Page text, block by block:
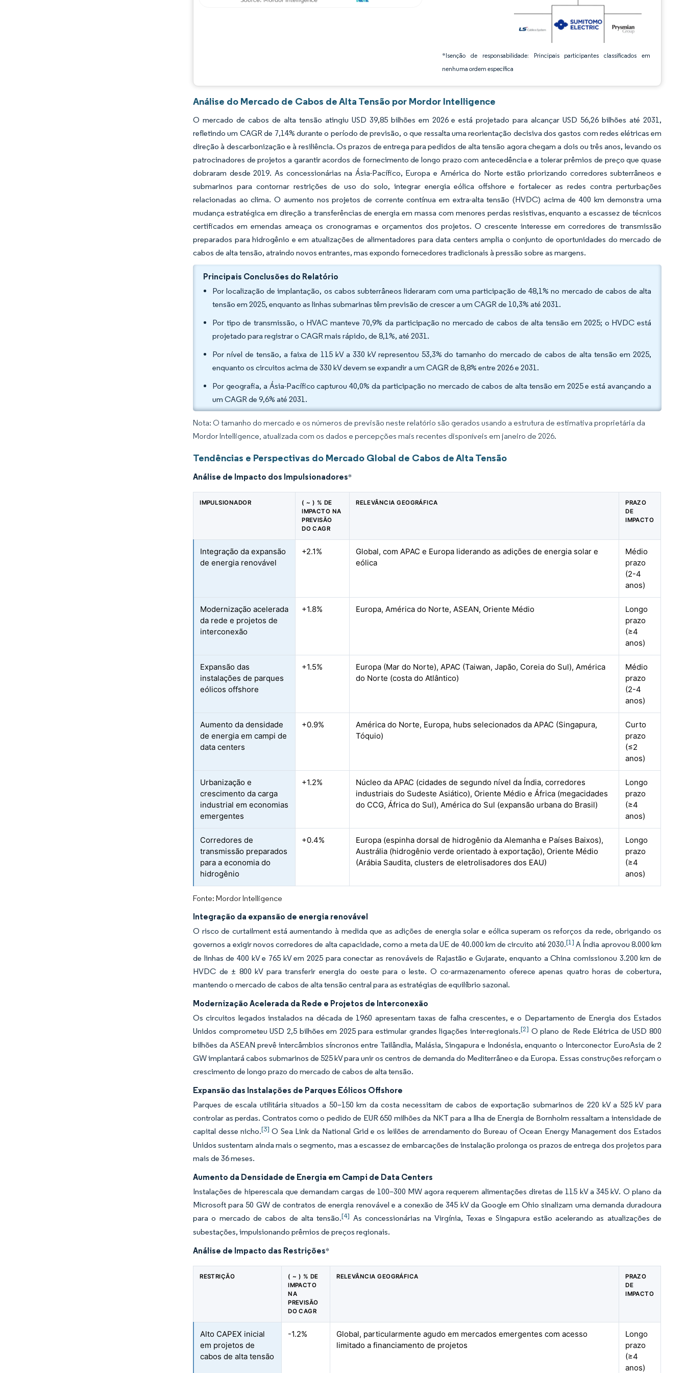
*Isenção de responsabilidade: Principais participantes classificados em
nenhuma ordem específica
Análise do Mercado de Cabos de Alta Tensão por Mordor Intelligence
O mercado de cabos de alta tensão atingiu USD 39,85 bilhões em 2026 e está projetado para alcançar USD 56,26 bilhões até 2031,
refletindo um CAGR de 7,14% durante o período de previsão, o que ressalta uma reorientação decisiva dos gastos com redes elétricas em
direção à descarbonização e à resiliência. Os prazos de entrega para pedidos de alta tensão agora chegam a dois ou três anos, levando os
patrocinadores de projetos a garantir acordos de fornecimento de longo prazo com antecedência e a tolerar prêmios de preço que quase
dobraram desde 2019. As concessionárias na Ásia-Pacífico, Europa e América do Norte estão priorizando corredores subterrâneos e
submarinos para contornar restrições de uso do solo, integrar energia eólica offshore e fortalecer as redes contra perturbações
relacionadas ao clima. O aumento nos projetos de corrente contínua em extra-alta tensão (HVDC) acima de 400 km demonstra uma
mudança estratégica em direção a transferências de energia em massa com menores perdas resistivas, enquanto a escassez de técnicos
certificados em emendas ameaça os cronogramas e orçamentos dos projetos. O crescente interesse em corredores de transmissão
preparados para hidrogênio e em atualizações de alimentadores para data centers amplia o conjunto de oportunidades do mercado de
cabos de alta tensão, atraindo novos entrantes, mas expondo fornecedores tradicionais à pressão sobre as margens.
Principais Conclusões do Relatório
Por localização de implantação, os cabos subterrâneos lideraram com uma participação de 48,1% no mercado de cabos de alta
tensão em 2025, enquanto as linhas submarinas têm previsão de crescer a um CAGR de 10,3% até 2031.
Por tipo de transmissão, o HVAC manteve 70,9% da participação no mercado de cabos de alta tensão em 2025; o HVDC está
projetado para registrar o CAGR mais rápido, de 8,1%, até 2031.
Por nível de tensão, a faixa de 115 kV a 330 kV representou 53,3% do tamanho do mercado de cabos de alta tensão em 2025,
enquanto os circuitos acima de 330 kV devem se expandir a um CAGR de 8,8% entre 2026 e 2031.
Por geografia, a Ásia-Pacífico capturou 40,0% da participação no mercado de cabos de alta tensão em 2025 e está avançando a
um CAGR de 9,6% até 2031.
Nota: O tamanho do mercado e os números de previsão neste relatório são gerados usando a estrutura de estimativa proprietária da
Mordor Intelligence, atualizada com os dados e percepções mais recentes disponíveis em janeiro de 2026.
Tendências e Perspectivas do Mercado Global de Cabos de Alta Tensão
Análise de Impacto dos Impulsionadores*
IMPULSIONADOR
( ~ ) % DE
IMPACTO NA
PREVISÃO
DO CAGR
RELEVÂNCIA GEOGRÁFICA
PRAZO
DE
IMPACTO
Integração da expansão
de energia renovável
+2.1%
Global, com APAC e Europa liderando as adições de energia solar e
eólica
Médio
prazo
(2-4
anos)
Modernização acelerada
da rede e projetos de
interconexão
+1.8% Europa, América do Norte, ASEAN, Oriente Médio
Longo
prazo
(≥4
anos)
Expansão das
instalações de parques
eólicos offshore
+1.5%
Europa (Mar do Norte), APAC (Taiwan, Japão, Coreia do Sul), América
do Norte (costa do Atlântico)
Médio
prazo
(2-4
anos)
Aumento da densidade
de energia em campi de
data centers
+0.9%
América do Norte, Europa, hubs selecionados da APAC (Singapura,
Tóquio)
Curto
prazo
(≤2
anos)
Urbanização e
crescimento da carga
industrial em economias
emergentes
+1.2%
Núcleo da APAC (cidades de segundo nível da Índia, corredores
industriais do Sudeste Asiático), Oriente Médio e África (megacidades
do CCG, África do Sul), América do Sul (expansão urbana do Brasil)
Longo
prazo
(≥4
anos)
Corredores de
transmissão preparados
para a economia do
hidrogênio
+0.4%
Europa (espinha dorsal de hidrogênio da Alemanha e Países Baixos),
Austrália (hidrogênio verde orientado à exportação), Oriente Médio
(Arábia Saudita, clusters de eletrolisadores dos EAU)
Longo
prazo
(≥4
anos)
Fonte: Mordor Intelligence
Integração da expansão de energia renovável
O risco de curtailment está aumentando à medida que as adições de energia solar e eólica superam os reforços da rede, obrigando os
governos a exigir novos corredores de alta capacidade, como a meta da UE de 40.000 km de circuito até 2030.[1] A Índia aprovou 8.000 km
de linhas de 400 kV e 765 kV em 2025 para conectar as renováveis de Rajastão e Gujarate, enquanto a China comissionou 3.200 km de
HVDC de ± 800 kV para transferir energia do oeste para o leste. O co-armazenamento oferece apenas quatro horas de cobertura,
mantendo o mercado de cabos de alta tensão central para as estratégias de equilíbrio sazonal.
Modernização Acelerada da Rede e Projetos de Interconexão
Os circuitos legados instalados na década de 1960 apresentam taxas de falha crescentes, e o Departamento de Energia dos Estados
Unidos comprometeu USD 2,5 bilhões em 2025 para estimular grandes ligações inter-regionais.[2] O plano de Rede Elétrica de USD 800
bilhões da ASEAN prevê intercâmbios síncronos entre Tailândia, Malásia, Singapura e Indonésia, enquanto o Interconector EuroAsia de 2
GW implantará cabos submarinos de 525 kV para unir os centros de demanda do Mediterrâneo e da Europa. Essas construções reforçam o
crescimento de longo prazo do mercado de cabos de alta tensão.
Expansão das Instalações de Parques Eólicos Offshore
Parques de escala utilitária situados a 50–150 km da costa necessitam de cabos de exportação submarinos de 220 kV a 525 kV para
controlar as perdas. Contratos como o pedido de EUR 650 milhões da NKT para a Ilha de Energia de Bornholm ressaltam a intensidade de
capital desse nicho.[3] O Sea Link da National Grid e os leilões de arrendamento do Bureau of Ocean Energy Management dos Estados
Unidos sustentam ainda mais o segmento, mas a escassez de embarcações de instalação prolonga os prazos de entrega dos projetos para
mais de 36 meses.
Aumento da Densidade de Energia em Campi de Data Centers
Instalações de hiperescala que demandam cargas de 100–300 MW agora requerem alimentações diretas de 115 kV a 345 kV. O plano da
Microsoft para 50 GW de contratos de energia renovável e a conexão de 345 kV da Google em Ohio sinalizam uma demanda duradoura
para o mercado de cabos de alta tensão.[4] As concessionárias na Virgínia, Texas e Singapura estão acelerando as atualizações de
subestações, impulsionando prêmios de preços regionais.
Análise de Impacto das Restrições*
RESTRIÇÃO
( ~ ) % DE
IMPACTO
NA
PREVISÃO
DO CAGR
RELEVÂNCIA GEOGRÁFICA
PRAZO
DE
IMPACTO
Alto CAPEX inicial
em projetos de
cabos de alta tensão
-1.2%
Global, particularmente agudo em mercados emergentes com acesso
limitado a financiamento de projetos
Longo
prazo
(≥4
anos)